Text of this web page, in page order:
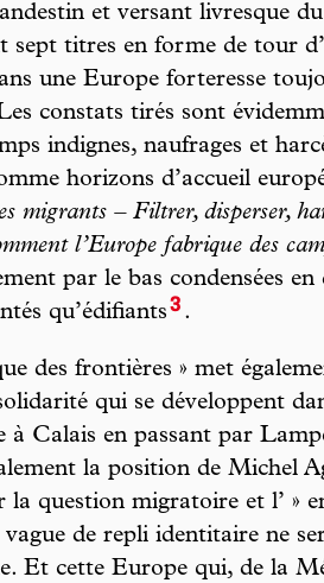
et versant livresque
sept titres en forme de tour
une Europe forteresse
constats tirés sont
indignes, naufrages et
horizons d’accueil
migrants – Filtrer, disperser,
l’Europe fabrique des
par le bas condensées en
qu’édifiants3 .
des frontières » met
qui se développent
à Calais en passant par
la position de Michel
la question migratoire et l’ »
de repli identitaire ne
Et cette Europe qui, de la